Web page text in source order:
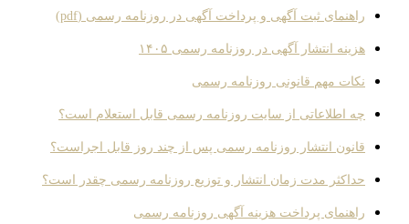
راهنمای ثبت آگهی و پرداخت آگهی در روزنامه رسمی (pdf)
هزینه انتشار آگهی در روزنامه رسمی ۱۴۰۵
نکات مهم قانونی روزنامه رسمی
چه اطلاعاتی از سایت روزنامه رسمی قابل استعلام است؟
قانون انتشار روزنامه رسمی پس از چند روز قابل اجراست؟
حداکثر مدت زمان انتشار و توزیع روزنامه رسمی چقدر است؟
راهنمای پرداخت هزینه آگهی روزنامه رسمی